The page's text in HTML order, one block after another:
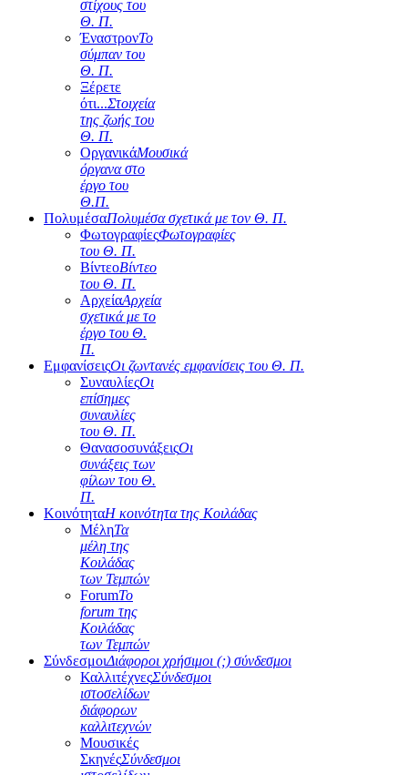
στίχους του
Θ. Π.
ΈναστρονΤο
σύμπαν του
Θ. Π.
Ξέρετε
ότι...Στοιχεία
της ζωής του
Θ. Π.
ΟργανικάΜουσικά
όργανα στο
έργο του
Θ.Π.
ΠολυμέσαΠολυμέσα σχετικά με τον Θ. Π.
ΦωτογραφίεςΦωτογραφίες
του Θ. Π.
ΒίντεοΒίντεο
του Θ. Π.
ΑρχείαΑρχεία
σχετικά με το
έργο του Θ.
Π.
ΕμφανίσειςΟι ζωντανές εμφανίσεις του Θ. Π.
ΣυναυλίεςΟι
επίσημες
συναυλίες
του Θ. Π.
ΘανασοσυνάξειςΟι
συνάξεις των
φίλων του Θ.
Π.
ΚοινότηταΗ κοινότητα της Κοιλάδας
ΜέληΤα
μέλη της
Κοιλάδας
των Τεμπών
ForumΤο
forum της
Κοιλάδας
των Τεμπών
ΣύνδεσμοιΔιάφοροι χρήσιμοι (;) σύνδεσμοι
ΚαλλιτέχνεςΣύνδεσμοι
ιστοσελίδων
διάφορων
καλλιτεχνών
Μουσικές
ΣκηνέςΣύνδεσμοι